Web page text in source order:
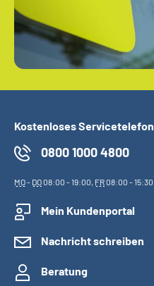
Kostenloses Servicetelefon
0800 1000 4800
MO- DO08:00 - 19:00, FR08:00 - 15:30
Mein Kundenportal
Nachricht schreiben
Beratung